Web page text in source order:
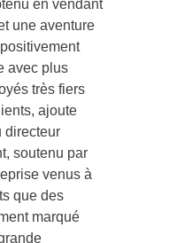
en vendant
une aventure
avec plus
très fiers
ajoute
directeur
soutenu par
venus à
que des
marqué